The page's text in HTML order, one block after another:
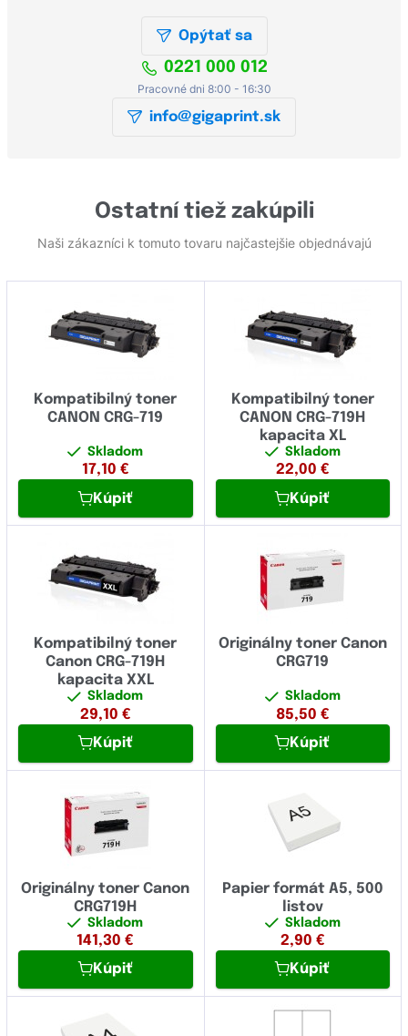
Opýtať sa
0221 000 012
Pracovné dni 8:00 - 16:30
info@gigaprint.sk
Ostatní tiež zakúpili
Naši zákazníci k tomuto tovaru najčastejšie objednávajú
Kompatibilný toner
CANON CRG-719
Skladom
17,10 €
Kúpiť
Kompatibilný toner
CANON CRG-719H
kapacita XL
Skladom
22,00 €
Kúpiť
Kompatibilný toner
Canon CRG-719H
kapacita XXL
Skladom
29,10 €
Kúpiť
Originálny toner Canon
CRG719
Skladom
85,50 €
Kúpiť
Originálny toner Canon
CRG719H
Skladom
141,30 €
Kúpiť
Papier formát A5, 500
listov
Skladom
2,90 €
Kúpiť